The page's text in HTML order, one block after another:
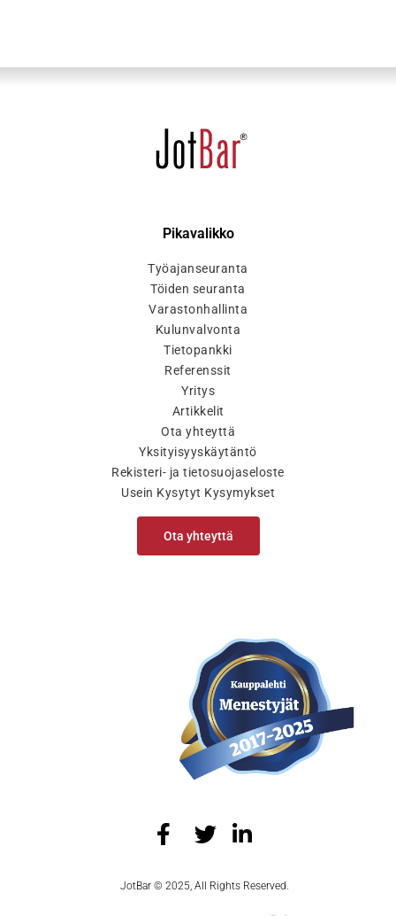
Pikavalikko
Työajanseuranta
Töiden seuranta
Varastonhallinta
Kulunvalvonta
Tietopankki
Referenssit
Yritys
Artikkelit
Ota yhteyttä
Yksityisyyskäytäntö
Rekisteri- ja tietosuojaseloste
Usein Kysytyt Kysymykset
Ota yhteyttä
JotBar © 2025, All Rights Reserved.